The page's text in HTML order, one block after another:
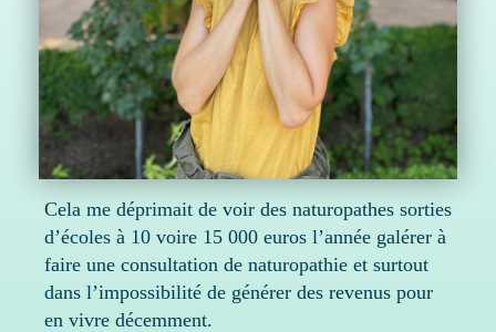
Cela me déprimait de voir des naturopathes sorties
d’écoles à 10 voire 15 000 euros l’année galérer à
faire une consultation de naturopathie et surtout
dans l’impossibilité de générer des revenus pour
en vivre décemment.